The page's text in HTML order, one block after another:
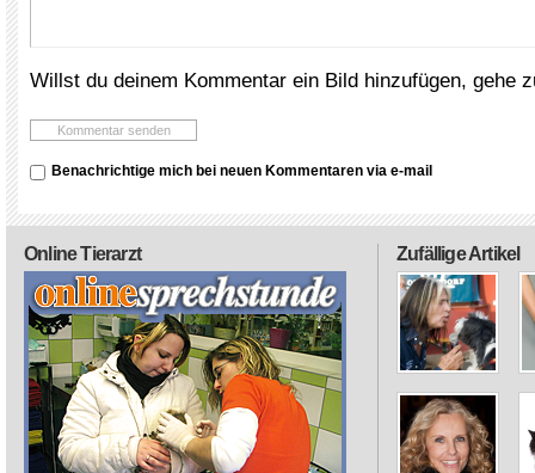
Willst du deinem Kommentar ein Bild hinzufügen, gehe
Benachrichtige mich bei neuen Kommentaren via e-mail
Zufällige Artikel
Online Tierarzt